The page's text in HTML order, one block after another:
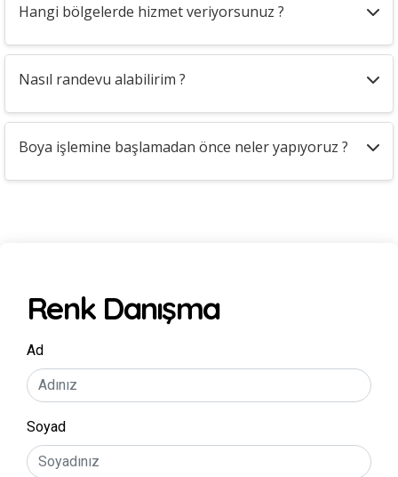
Hangi bölgelerde hizmet veriyorsunuz ?
Nasıl randevu alabilirim ?
Boya işlemine başlamadan önce neler yapıyoruz ?
Renk Danışma
Ad
Soyad